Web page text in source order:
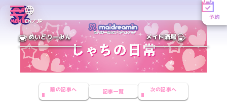
MENUEN／JP
予約
めいどりーみん メイド酒場
前の記事へ 記事一覧 次の記事へ